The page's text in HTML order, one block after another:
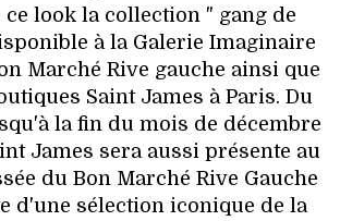
ce look la collection " gang de
à la Galerie Imaginaire
Marché Rive gauche ainsi que
Saint James à Paris. Du
la fin du mois de décembre
James sera aussi présente au
du Bon Marché Rive Gauche
d'une sélection iconique de la